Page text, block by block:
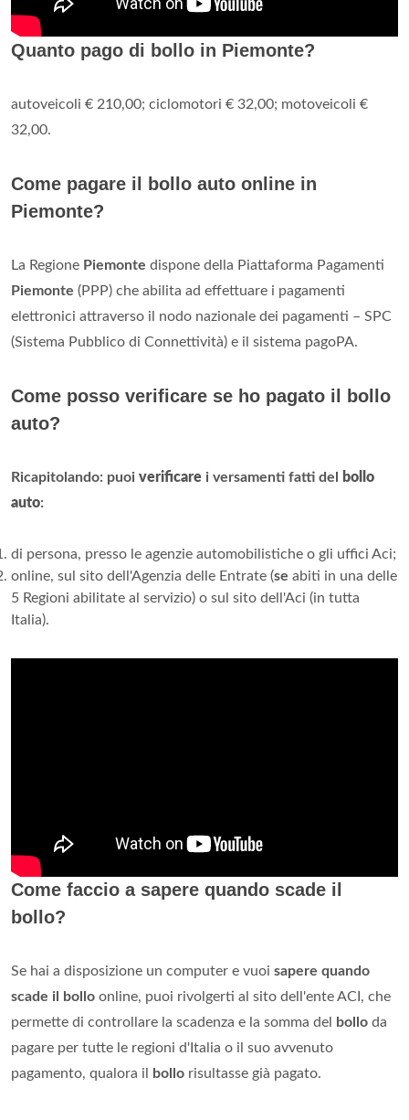
Quanto pago di bollo in Piemonte?
autoveicoli € 210,00; ciclomotori € 32,00; motoveicoli €
32,00.
Come pagare il bollo auto online in
Piemonte?
La Regione Piemonte dispone della Piattaforma Pagamenti
Piemonte (PPP) che abilita ad effettuare i pagamenti
elettronici attraverso il nodo nazionale dei pagamenti – SPC
(Sistema Pubblico di Connettività) e il sistema pagoPA.
Come posso verificare se ho pagato il bollo
auto?
Ricapitolando: puoi verificare i versamenti fatti del
bollo
auto:
di persona, presso le agenzie automobilistiche o gli uffici Aci;
online, sul sito dell'Agenzia delle Entrate (se abiti in una delle
5 Regioni abilitate al servizio) o sul sito dell'Aci (in tutta
Italia).
Come faccio a sapere quando scade il
bollo?
Se hai a disposizione un computer e vuoi sapere quando
scade il bollo online, puoi rivolgerti al sito dell'ente ACI, che
permette di controllare la scadenza e la somma del
bollo da
pagare per tutte le regioni d'Italia o il suo avvenuto
pagamento, qualora il
bollo risultasse già pagato.